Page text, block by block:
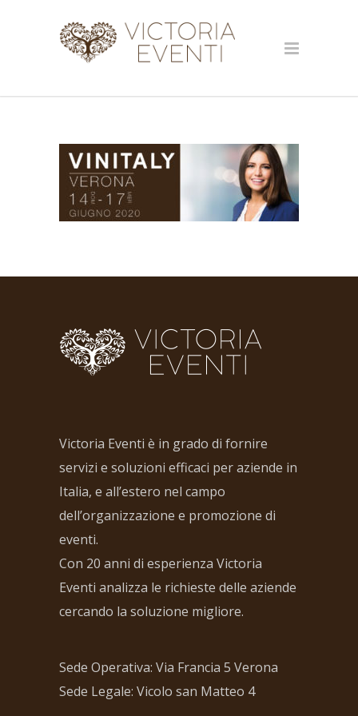
Victoria Eventi è in grado di fornire
servizi e soluzioni efficaci per aziende in
Italia, e all’estero nel campo
dell’organizzazione e promozione di
eventi.
Con 20 anni di esperienza Victoria
Eventi analizza le richieste delle aziende
cercando la soluzione migliore.
Sede Operativa: Via Francia 5 Verona
Sede Legale: Vicolo san Matteo 4